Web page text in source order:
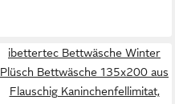
ibettertec Bettwäsche Winter
Plüsch Bettwäsche 135x200 aus
Flauschig Kaninchenfellimitat,